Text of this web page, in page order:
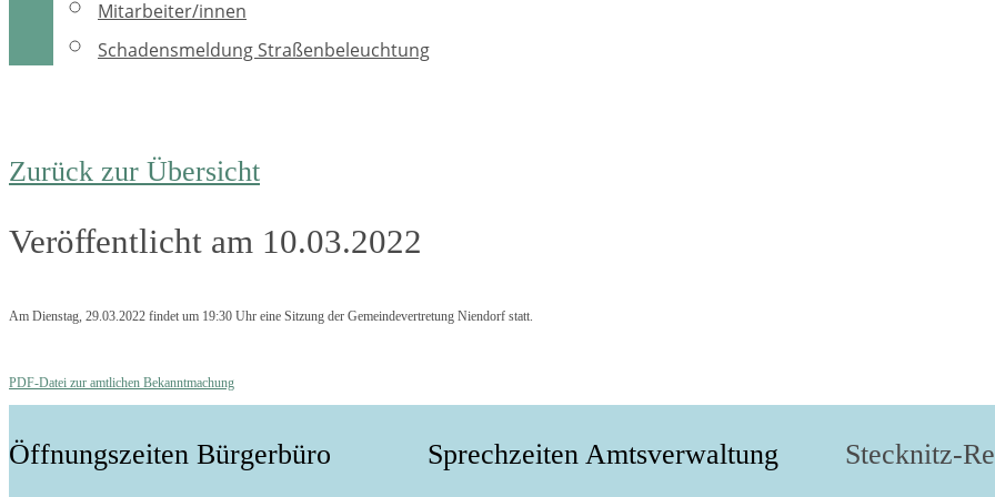
Mitarbeiter/innen
Schadensmeldung Straßenbeleuchtung
Zurück zur Übersicht
Veröffentlicht am 10.03.2022
Am Dienstag, 29.03.2022 findet um 19:30 Uhr eine Sitzung der Gemeindevertretung Niendorf statt.
PDF-Datei zur amtlichen Bekanntmachung
Öffnungszeiten Bürgerbüro Sprechzeiten Amtsverwaltung Stecknitz-